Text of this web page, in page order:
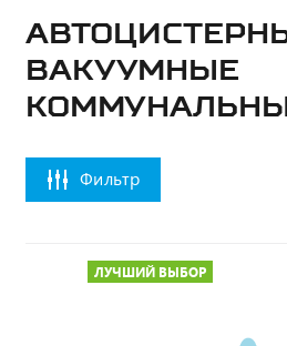
ВАКУУМНЫЕ
Фильтр
ЛУЧШИЙ ВЫБОР